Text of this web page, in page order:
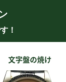
！
文字盤の焼け